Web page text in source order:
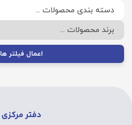
اعمال فیلتر ها
دفتر مرکزی